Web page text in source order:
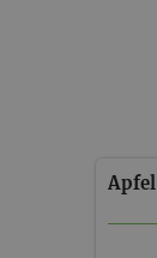
Apfel